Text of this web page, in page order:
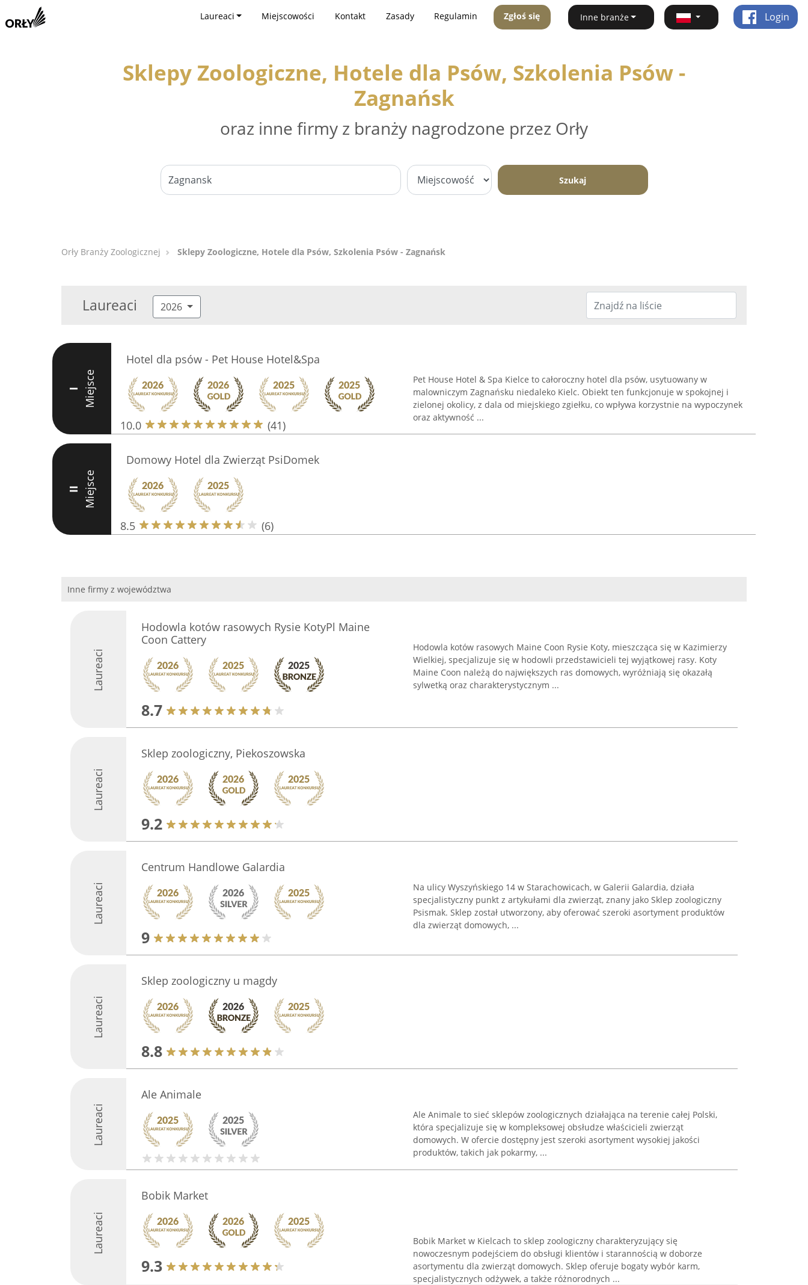
Laureaci Miejscowości Kontakt Zasady Regulamin Zgłoś się Inne branże Login
Sklepy Zoologiczne, Hotele dla Psów, Szkolenia Psów -
Zagnańsk
oraz inne firmy z branży nagrodzone przez Orły
Szukaj
Orły Branży Zoologicznej Sklepy Zoologiczne, Hotele dla Psów, Szkolenia Psów - Zagnańsk
Laureaci 2026
I Miejsce
Hotel dla psów - Pet House Hotel&Spa
10.0 (41)
Pet House Hotel & Spa Kielce to całoroczny hotel dla psów, usytuowany w
malowniczym Zagnańsku niedaleko Kielc. Obiekt ten funkcjonuje w spokojnej i
zielonej okolicy, z dala od miejskiego zgiełku, co wpływa korzystnie na wypoczynek
oraz aktywność ...
II Miejsce
Domowy Hotel dla Zwierząt PsiDomek
8.5 (6)
Inne firmy z województwa
Laureaci
Hodowla kotów rasowych Rysie KotyPl Maine
Coon Cattery
8.7
Hodowla kotów rasowych Maine Coon Rysie Koty, mieszcząca się w Kazimierzy
Wielkiej, specjalizuje się w hodowli przedstawicieli tej wyjątkowej rasy. Koty
Maine Coon należą do największych ras domowych, wyróżniają się okazałą
sylwetką oraz charakterystycznym ...
Laureaci
Sklep zoologiczny, Piekoszowska
9.2
Laureaci
Centrum Handlowe Galardia
9
Na ulicy Wyszyńskiego 14 w Starachowicach, w Galerii Galardia, działa
specjalistyczny punkt z artykułami dla zwierząt, znany jako Sklep zoologiczny
Psismak. Sklep został utworzony, aby oferować szeroki asortyment produktów
dla zwierząt domowych, ...
Laureaci
Sklep zoologiczny u magdy
8.8
Laureaci
Ale Animale
Ale Animale to sieć sklepów zoologicznych działająca na terenie całej Polski,
która specjalizuje się w kompleksowej obsłudze właścicieli zwierząt
domowych. W ofercie dostępny jest szeroki asortyment wysokiej jakości
produktów, takich jak pokarmy, ...
Laureaci
Bobik Market
9.3
Bobik Market w Kielcach to sklep zoologiczny charakteryzujący się
nowoczesnym podejściem do obsługi klientów i starannością w doborze
asortymentu dla zwierząt domowych. Sklep oferuje bogaty wybór karm,
specjalistycznych odżywek, a także różnorodnych ...